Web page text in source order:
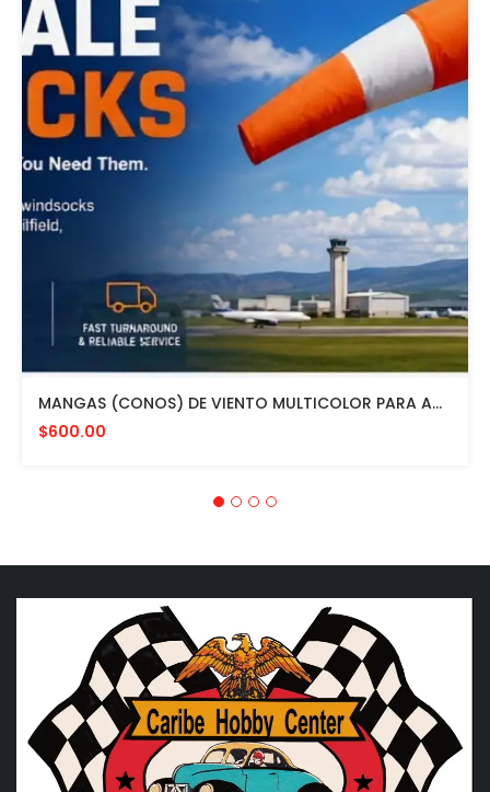
MANGAS (CONOS) DE VIENTO MULTICOLOR PARA AVIACION CON HERRAJE DE MONTAJE A POSTE FAA L807. MADE IN USA. 24" DIAMETRO
$600.00